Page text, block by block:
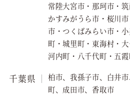
常陸大宮市・那珂市・
かすみがうら市・桜川
市・つくばみらい市・
町・城里町・東海村・
河内町・八千代町・五
千葉県
柏市、我孫子市、白井
町、成田市、香取市